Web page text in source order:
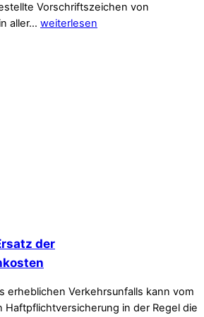
Vorschriftszeichen von
aller… weiterlesen
der
erheblichen Verkehrsunfalls kann vom
Haftpflichtversicherung in der Regel die